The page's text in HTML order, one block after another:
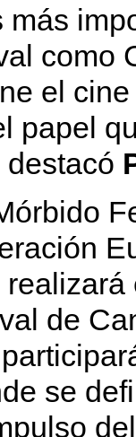
más
como
el
papel
destacó
de
se